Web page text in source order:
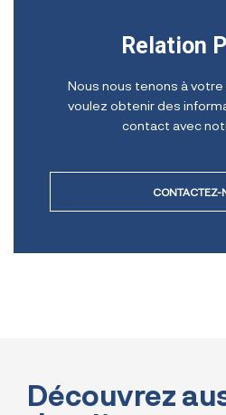
Relation
Nous nous tenons à
voulez obtenir des
contact avec
CONTACTEZ-
Découvrez